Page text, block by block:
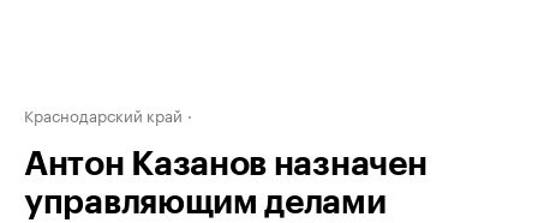
Краснодарский край
Антон Казанов назначен
управляющим делами